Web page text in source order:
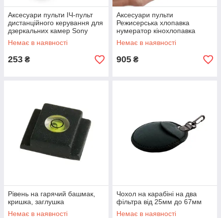
Аксесуари пульти ІЧ-пульт
дистанційного керування для
дзеркальних камер Sony
Alpha Польща
Немає в наявності
253 ₴
Аксесуари пульти
Режисерська хлопавка
нумератор кінохлопавка
Польща
Немає в наявності
905 ₴
Рівень на гарячий башмак,
кришка, заглушка
Немає в наявності
Чохол на карабіні на два
фільтра від 25мм до 67мм
Немає в наявності